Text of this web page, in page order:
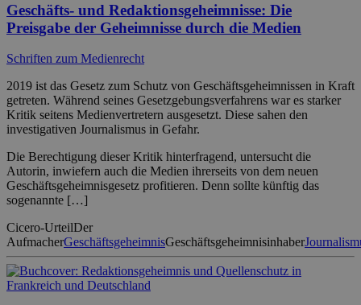
Geschäfts- und Redaktionsgeheimnisse: Die
Preisgabe der Geheimnisse durch die Medien
Schriften zum Medienrecht
2019 ist das Gesetz zum Schutz von Geschäftsgeheimnissen in Kraft
getreten. Während seines Gesetzgebungsverfahrens war es starker
Kritik seitens Medienvertretern ausgesetzt. Diese sahen den
investigativen Journalismus in Gefahr.
Die Berechtigung dieser Kritik hinterfragend, untersucht die
Autorin, inwiefern auch die Medien ihrerseits von dem neuen
Geschäftsgeheimnisgesetz profitieren. Denn sollte künftig das
sogenannte […]
Cicero-UrteilDer
AufmacherGeschäftsgeheimnisGeschäftsgeheimnisinhaber